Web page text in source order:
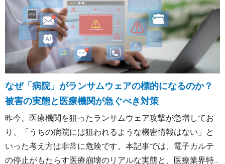
なぜ「病院」がランサムウェアの標的になるのか？
被害の実態と医療機関が急ぐべき対策
昨今、医療機関を狙ったランサムウェア攻撃が急増してお
り、「うちの病院には狙われるような機密情報はない」と
いった考え方は非常に危険です。本記事では、電子カルテ
の停止がもたらす医療崩壊のリアルな実態と、医療業界特